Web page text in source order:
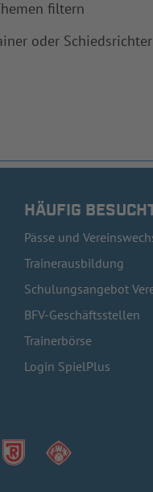
filtern
oder Schiedsrichter
HÄUFIG
Pässe und
Trainerausbildung
Schulungsangebot
BFV-Geschäftsstellen
Trainerbörse
Login SpielPlus